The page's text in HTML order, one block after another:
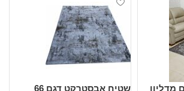
מדליון
שטיח אבסטרקט דגם 66